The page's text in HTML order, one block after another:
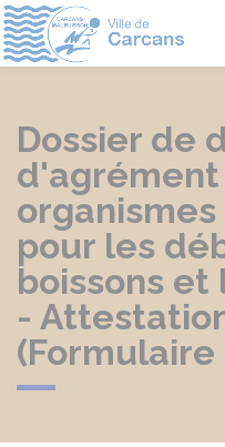
Dossier de
pour les
boissons
-
(Formulaire